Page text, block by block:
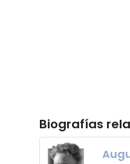
Biografías